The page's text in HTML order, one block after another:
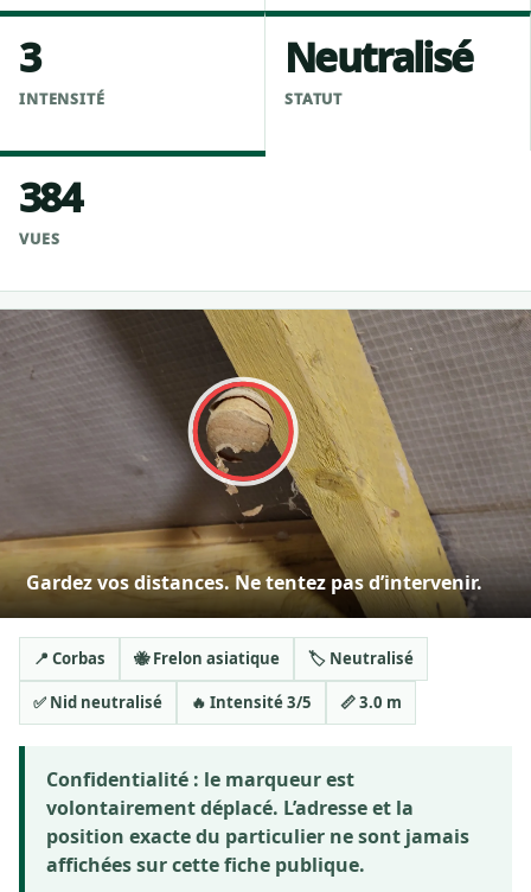
3
INTENSITÉ
Neutralisé
STATUT
384
VUES
Gardez vos distances. Ne tentez pas d’intervenir.
📍 Corbas 🐝 Frelon asiatique 🏷️ Neutralisé
✅ Nid neutralisé 🔥 Intensité 3/5 📏 3.0 m
Confidentialité : le marqueur est
volontairement déplacé. L’adresse et la
position exacte du particulier ne sont jamais
affichées sur cette fiche publique.